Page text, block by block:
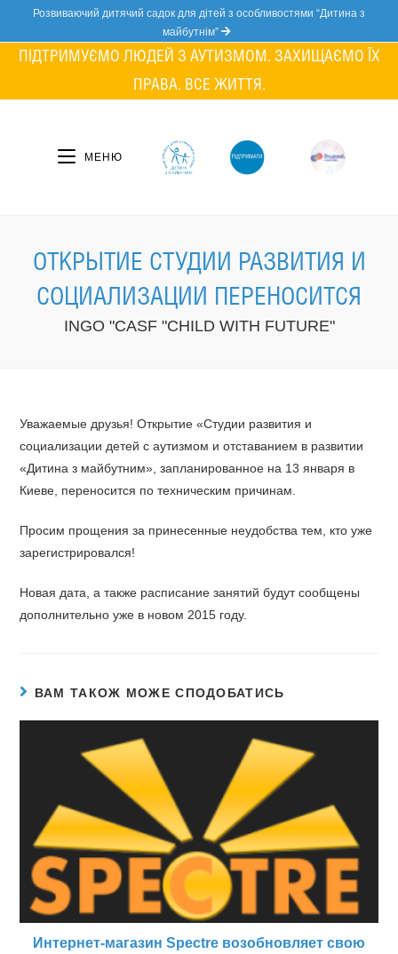
content
Розвиваючий дитячий садок для дітей з особливостями “Дитина з
майбутнім”
ПІДТРИМУЄМО ЛЮДЕЙ З АУТИЗМОМ. ЗАХИЩАЄМО ЇХ
ПРАВА. ВСЕ ЖИТТЯ.
МЕНЮ
ОТКРЫТИЕ СТУДИИ РАЗВИТИЯ И
СОЦИАЛИЗАЦИИ ПЕРЕНОСИТСЯ
INGO "CASF "CHILD WITH FUTURE"
Уважаемые друзья! Открытие «Студии развития и
социализации детей с аутизмом и отставанием в развитии
«Дитина з майбутним», запланированное на 13 января в
Киеве, переносится по техническим причинам.
Просим прощения за принесенные неудобства тем, кто уже
зарегистрировался!
Новая дата, а также расписание занятий будут сообщены
дополнительно уже в новом 2015 году.
ВАМ ТАКОЖ МОЖЕ СПОДОБАТИСЬ
Интернет-магазин Spectre возобновляет свою